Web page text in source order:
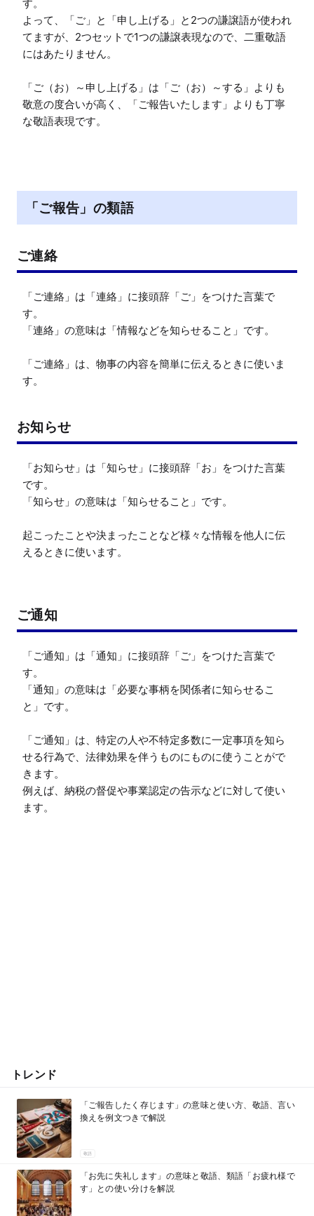
す。
よって、「ご」と「申し上げる」と2つの謙譲語が使われ
てますが、2つセットで1つの謙譲表現なので、二重敬語
にはあたりません。
「ご（お）～申し上げる」は「ご（お）～する」よりも
敬意の度合いが高く、「ご報告いたします」よりも丁寧
な敬語表現です。
「ご報告」の類語
ご連絡
「ご連絡」は「連絡」に接頭辞「ご」をつけた言葉で
す。
「連絡」の意味は「情報などを知らせること」です。
「ご連絡」は、物事の内容を簡単に伝えるときに使いま
す。
お知らせ
「お知らせ」は「知らせ」に接頭辞「お」をつけた言葉
です。
「知らせ」の意味は「知らせること」です。
起こったことや決まったことなど様々な情報を他人に伝
えるときに使います。
ご通知
「ご通知」は「通知」に接頭辞「ご」をつけた言葉で
す。
「通知」の意味は「必要な事柄を関係者に知らせるこ
と」です。
「ご通知」は、特定の人や不特定多数に一定事項を知ら
せる行為で、法律効果を伴うものにものに使うことがで
きます。
例えば、納税の督促や事業認定の告示などに対して使い
ます。
トレンド
「ご報告したく存じます」の意味と使い方、敬語、言い
換えを例文つきで解説
敬語
「お先に失礼します」の意味と敬語、類語「お疲れ様で
す」との使い分けを解説